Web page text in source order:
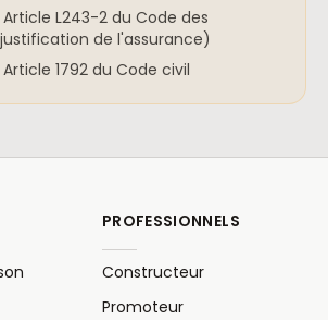
L243-2 du Code des
de l'assurance)
1792 du Code civil
PROFESSIONNELS
Constructeur
Promoteur